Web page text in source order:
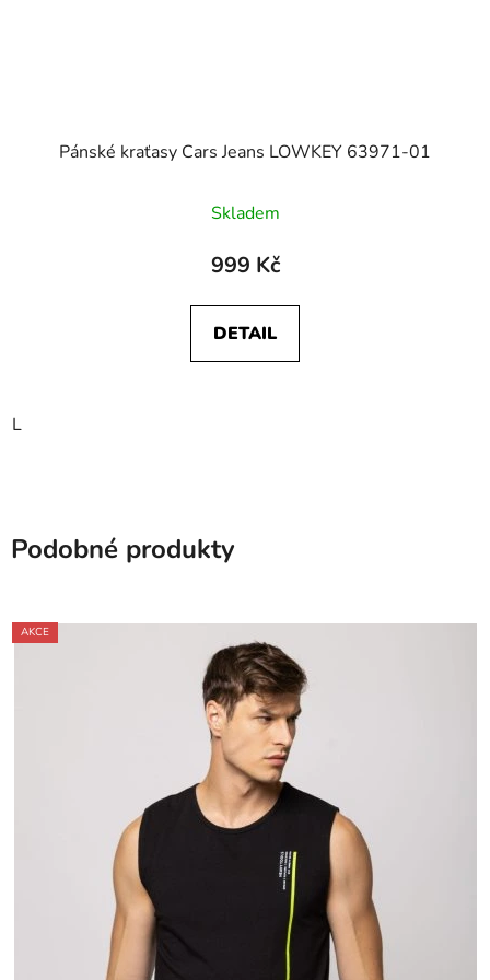
Pánské kraťasy Cars Jeans LOWKEY 63971-01
Skladem
999 Kč
DETAIL
L
Podobné produkty
AKCE